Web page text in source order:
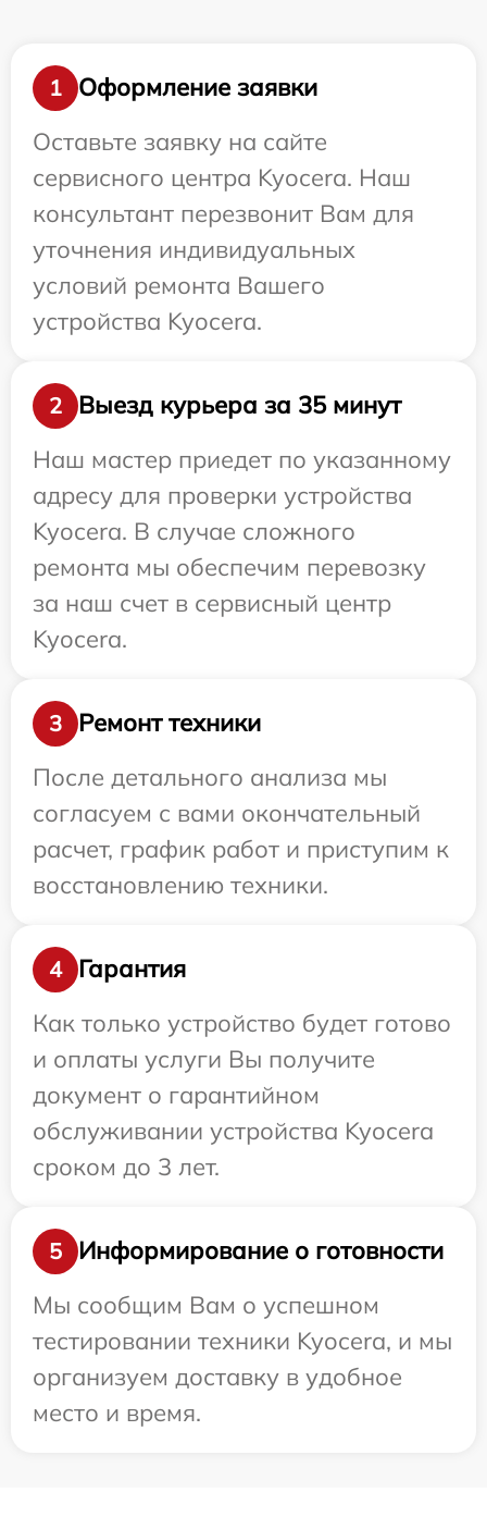
1
Оформление заявки
Оставьте заявку на сайте
сервисного центра Kyocera. Наш
консультант перезвонит Вам для
уточнения индивидуальных
условий ремонта Вашего
устройства Kyocera.
2
Выезд курьера за 35 минут
Наш мастер приедет по указанному
адресу для проверки устройства
Kyocera. В случае сложного
ремонта мы обеспечим перевозку
за наш счет в сервисный центр
Kyocera.
3
Ремонт техники
После детального анализа мы
согласуем с вами окончательный
расчет, график работ и приступим к
восстановлению техники.
4
Гарантия
Как только устройство будет готово
и оплаты услуги Вы получите
документ о гарантийном
обслуживании устройства Kyocera
сроком до 3 лет.
5
Информирование о готовности
Мы сообщим Вам о успешном
тестировании техники Kyocera, и мы
организуем доставку в удобное
место и время.